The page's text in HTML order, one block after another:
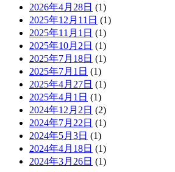
2026年4月28日 (1)
2025年12月11日 (1)
2025年11月1日 (1)
2025年10月2日 (1)
2025年7月18日 (1)
2025年7月1日 (1)
2025年4月27日 (1)
2025年4月1日 (1)
2024年12月2日 (2)
2024年7月22日 (1)
2024年5月3日 (1)
2024年4月18日 (1)
2024年3月26日 (1)